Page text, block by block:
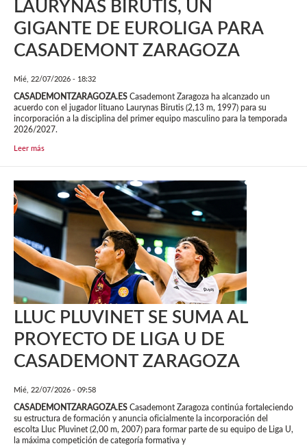
LAURYNAS BIRUTIS, UN
GIGANTE DE EUROLIGA PARA
CASADEMONT ZARAGOZA
Mié, 22/07/2026 - 18:32
CASADEMONTZARAGOZA.ES Casademont Zaragoza ha alcanzado un
acuerdo con el jugador lituano Laurynas Birutis (2,13 m, 1997) para su
incorporación a la disciplina del primer equipo masculino para la temporada
2026/2027.
Leer más
LLUC PLUVINET SE SUMA AL
PROYECTO DE LIGA U DE
CASADEMONT ZARAGOZA
Mié, 22/07/2026 - 09:58
CASADEMONTZARAGOZA.ES Casademont Zaragoza continúa fortaleciendo
su estructura de formación y anuncia oficialmente la incorporación del
escolta Lluc Pluvinet (2,00 m, 2007) para formar parte de su equipo de Liga U,
la máxima competición de categoría formativa y